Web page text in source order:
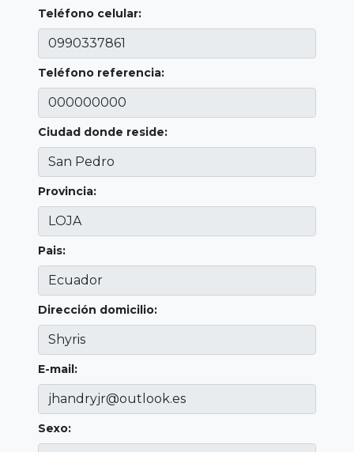
Teléfono celular:
Teléfono referencia:
Ciudad donde reside:
Provincia:
Pais:
Dirección domicilio:
E-mail:
Sexo: